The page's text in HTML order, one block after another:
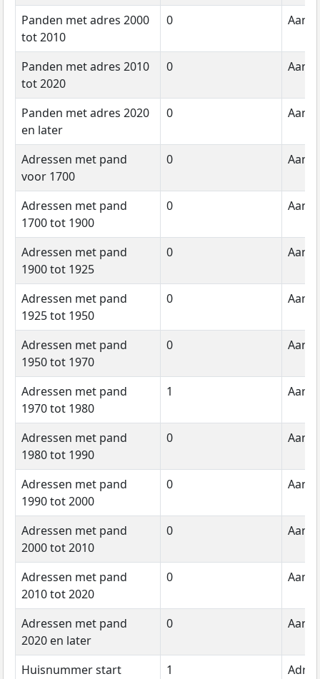
Panden met adres 2000
tot 2010
0
Panden met adres 2010
tot 2020
0
Panden met adres 2020
en later
0
Adressen met pand
voor 1700
0
Adressen met pand
1700 tot 1900
0
Adressen met pand
1900 tot 1925
0
Adressen met pand
1925 tot 1950
0
Adressen met pand
1950 tot 1970
0
Adressen met pand
1970 tot 1980
1
Adressen met pand
1980 tot 1990
0
Adressen met pand
1990 tot 2000
0
Adressen met pand
2000 tot 2010
0
Adressen met pand
2010 tot 2020
0
Adressen met pand
2020 en later
0
Huisnummer start 1
Adres